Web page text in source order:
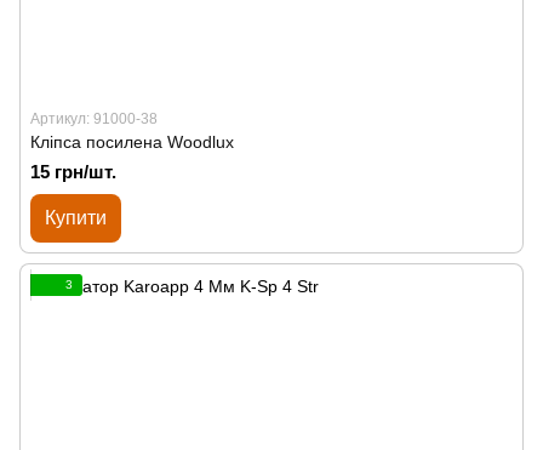
Артикул: 91000-38
Кліпса посилена Woodlux
15 грн/шт.
Купити
3